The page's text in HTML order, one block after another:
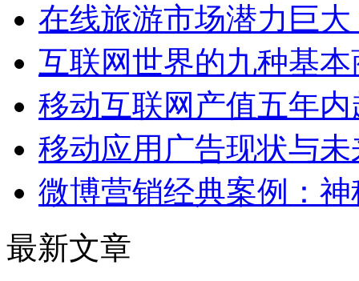
在线旅游市场潜力巨
互联网世界的九种基
移动互联网产值五年
移动应用广告现状与
微博营销经典案例：
最新文章